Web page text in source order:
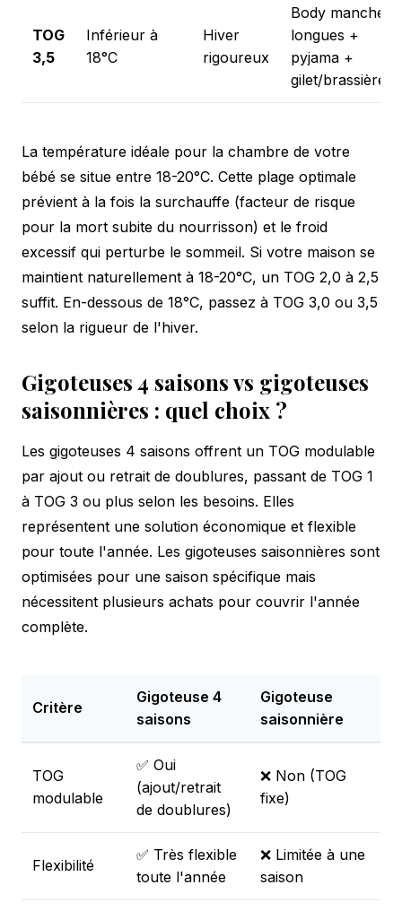
TOG
3,5
Inférieur à
18°C
Hiver
rigoureux
Body manches
longues +
pyjama +
gilet/brassière
La température idéale pour la chambre de votre
bébé se situe entre 18-20°C. Cette plage optimale
prévient à la fois la surchauffe (facteur de risque
pour la mort subite du nourrisson) et le froid
excessif qui perturbe le sommeil. Si votre maison se
maintient naturellement à 18-20°C, un TOG 2,0 à 2,5
suffit. En-dessous de 18°C, passez à TOG 3,0 ou 3,5
selon la rigueur de l'hiver.
Gigoteuses 4 saisons vs gigoteuses
saisonnières : quel choix ?
Les gigoteuses 4 saisons offrent un TOG modulable
par ajout ou retrait de doublures, passant de TOG 1
à TOG 3 ou plus selon les besoins. Elles
représentent une solution économique et flexible
pour toute l'année. Les gigoteuses saisonnières sont
optimisées pour une saison spécifique mais
nécessitent plusieurs achats pour couvrir l'année
complète.
Critère
Gigoteuse 4
saisons
Gigoteuse
saisonnière
TOG
modulable
✅ Oui
(ajout/retrait
de doublures)
❌ Non (TOG
fixe)
Flexibilité
✅ Très flexible
toute l'année
❌ Limitée à une
saison